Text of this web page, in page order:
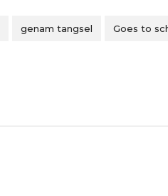
genam tangsel Goes to